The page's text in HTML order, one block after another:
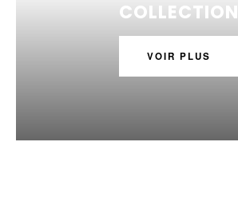
COLLECTION
VOIR PLUS